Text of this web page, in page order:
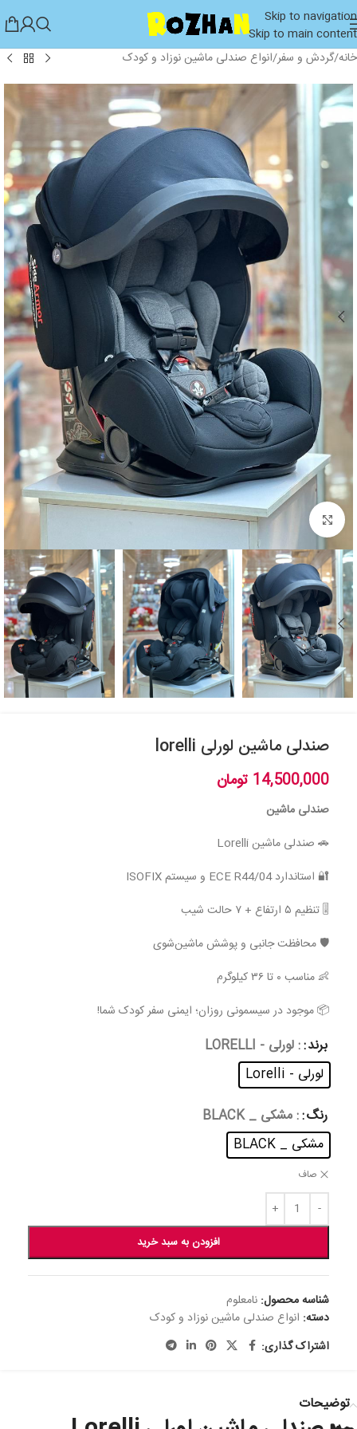
Skip to navigation
Skip to main content
خانه/گردش و سفر/انواع صندلی ماشین نوزاد و کودک
بزرگنمایی تصویر
صندلی ماشین لورلی lorelli
14,500,000 تومان
صندلی ماشین
🚗 صندلی ماشین Lorelli
🔐 استاندارد ECE R44/04 و سیستم ISOFIX
🎚️ تنظیم ۵ ارتفاع + ۷ حالت شیب
🛡️ محافظت جانبی و پوشش ماشین‌شوی
👶 مناسب ۰ تا ۳۶ کیلوگرم
📦 موجود در سیسمونی روزان؛ ایمنی سفر کودک شما!
برند : لورلی - LORELLI
لورلی - Lorelli
رنگ : مشکی _ BLACK
مشکی _ BLACK
صاف
افزودن به سبد خرید
شناسه محصول: نامعلوم
دسته: انواع صندلی ماشین نوزاد و کودک
اشتراک گذاری:
توضیحات